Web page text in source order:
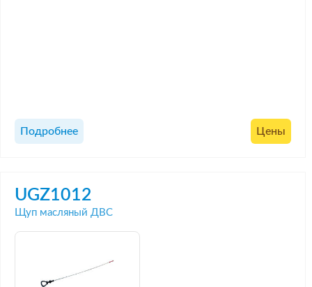
Подробнее Цены
UGZ1012
Щуп масляный ДВС